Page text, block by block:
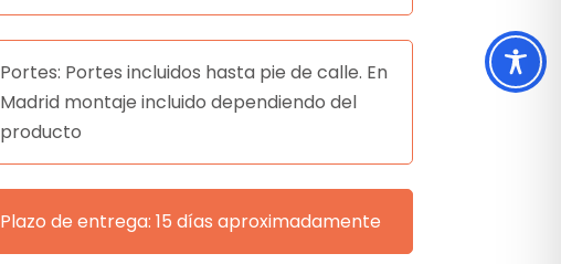
Portes: Portes incluidos hasta pie de calle. En
Madrid montaje incluido dependiendo del
producto
Plazo de entrega: 15 días aproximadamente